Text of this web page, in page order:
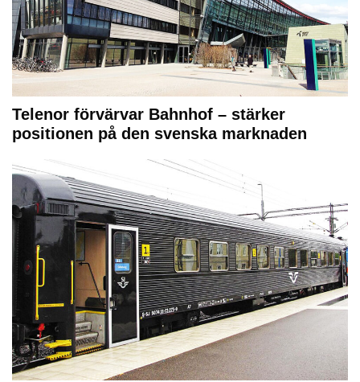
Telenor förvärvar Bahnhof – stärker
positionen på den svenska marknaden